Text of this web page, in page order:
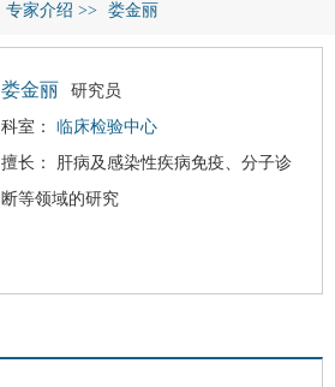
专家介绍 >> 娄金丽
娄金丽
研究员
科室： 临床检验中心
擅长： 肝病及感染性疾病免疫、分子诊
断等领域的研究